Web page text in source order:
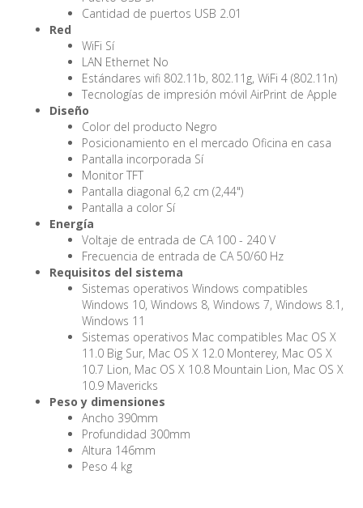
Cantidad de puertos USB 2.01
Red
WiFi Sí
LAN Ethernet No
Estándares wifi 802.11b, 802.11g, WiFi 4 (802.11n)
Tecnologías de impresión móvil AirPrint de Apple
Diseño
Color del producto Negro
Posicionamiento en el mercado Oficina en casa
Pantalla incorporada Sí
Monitor TFT
Pantalla diagonal 6,2 cm (2,44")
Pantalla a color Sí
Energía
Voltaje de entrada de CA 100 - 240 V
Frecuencia de entrada de CA 50/60 Hz
Requisitos del sistema
Sistemas operativos Windows compatibles
Windows 10, Windows 8, Windows 7, Windows 8.1,
Windows 11
Sistemas operativos Mac compatibles Mac OS X
11.0 Big Sur, Mac OS X 12.0 Monterey, Mac OS X
10.7 Lion, Mac OS X 10.8 Mountain Lion, Mac OS X
10.9 Mavericks
Peso y dimensiones
Ancho 390mm
Profundidad 300mm
Altura 146mm
Peso 4 kg